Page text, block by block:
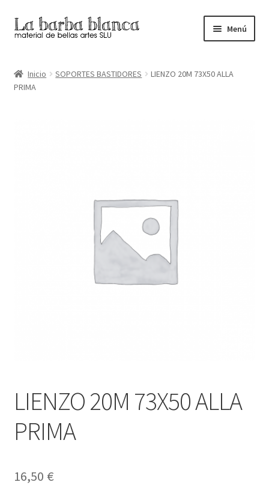
Ir
a
navegación
Ir
al
Menú
Carrito
Inicio SOPORTES BASTIDORES
LIENZO 20M 73X50 ALLA
PRIMA
LIENZO 20M 73X50 ALLA
PRIMA
16,50 €